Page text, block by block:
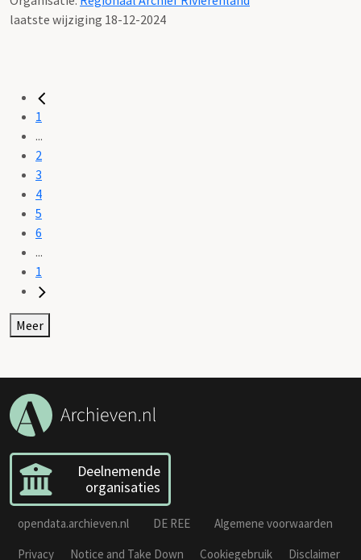
laatste wijziging 18-12-2024
1
...
2
3
4
5
6
...
1
Meer
Deelnemende
organisaties
opendata.archieven.nl DE REE
Algemene voorwaarden
Privacy
Notice and Take Down Cookiegebruik
Disclaimer